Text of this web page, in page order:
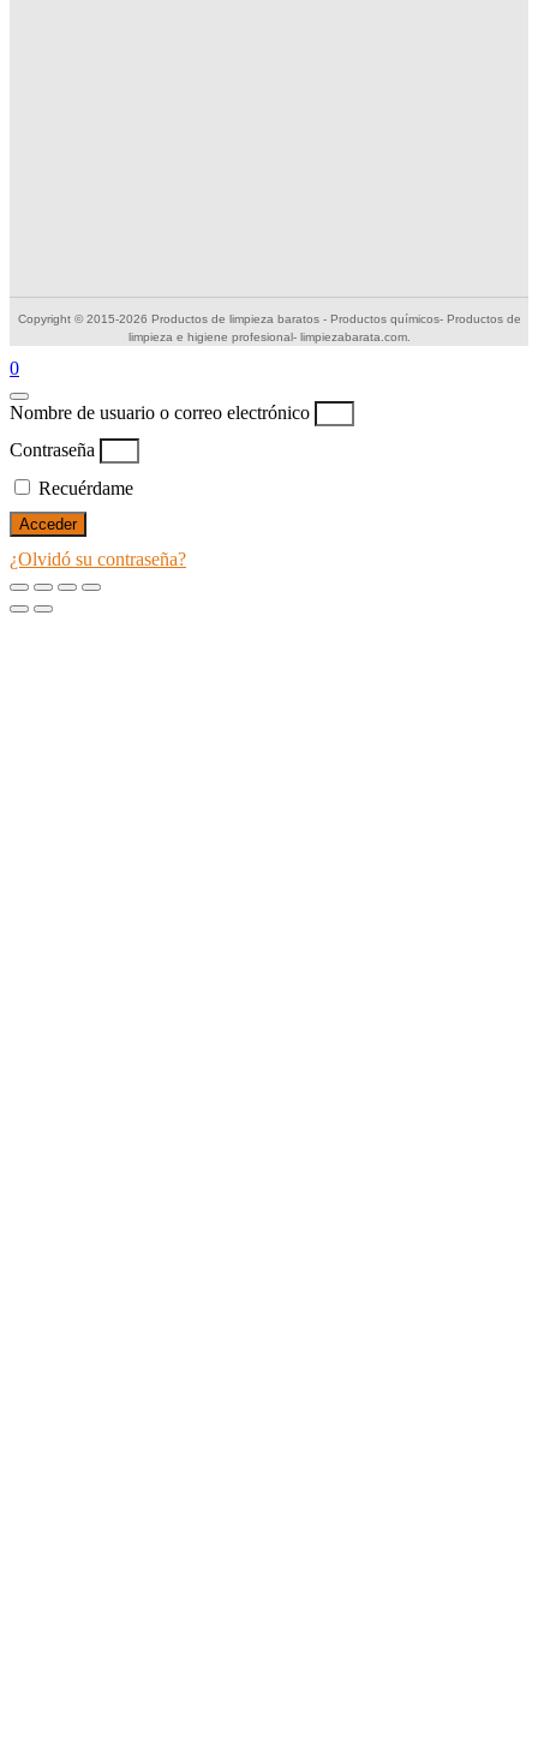
Copyright © 2015-2026 Productos de limpieza baratos - Productos químicos- Productos de
limpieza e higiene profesional- limpiezabarata.com.
0
Nombre de usuario o correo electrónico
Contraseña
Recuérdame
Acceder
¿Olvidó su contraseña?